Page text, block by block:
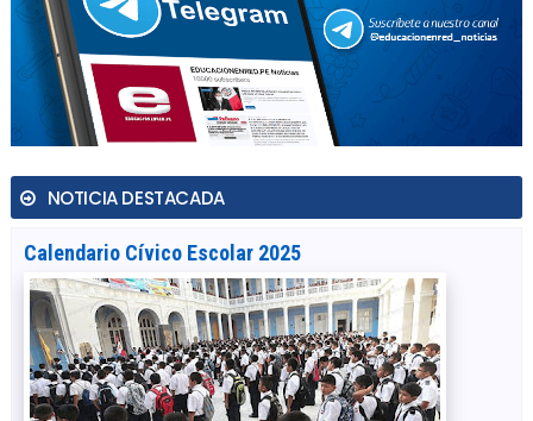
NOTICIA DESTACADA
Calendario Cívico Escolar 2025